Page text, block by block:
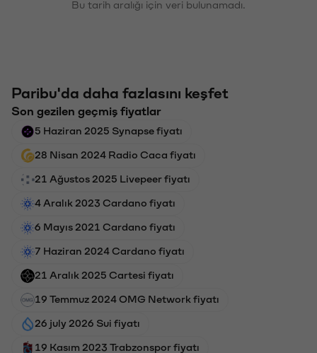
Bu tarih aralığı için veri bulunamadı.
Paribu'da daha fazlasını keşfet
Son gezilen geçmiş fiyatlar
5 Haziran 2025 Synapse fiyatı
28 Nisan 2024 Radio Caca fiyatı
21 Ağustos 2025 Livepeer fiyatı
4 Aralık 2023 Cardano fiyatı
6 Mayıs 2021 Cardano fiyatı
7 Haziran 2024 Cardano fiyatı
21 Aralık 2025 Cartesi fiyatı
19 Temmuz 2024 OMG Network fiyatı
26 july 2026 Sui fiyatı
19 Kasım 2023 Trabzonspor fiyatı